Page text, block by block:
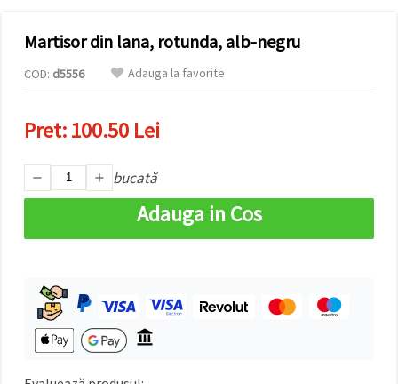
clic pe "pe
vă indicați
preferințele
în setări
un tip de
cookie -uri
făcând clic
pe butonul
"Salvați"
Аcceptati
Setări
Martisor din lana, rotunda, alb-negru
COD: d5556 Adauga la favorite
Pret:100.50 Lei
bucată
Adauga in Cos